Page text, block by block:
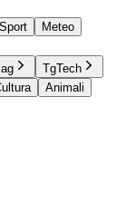
Sport
Meteo
TgTech
Animali